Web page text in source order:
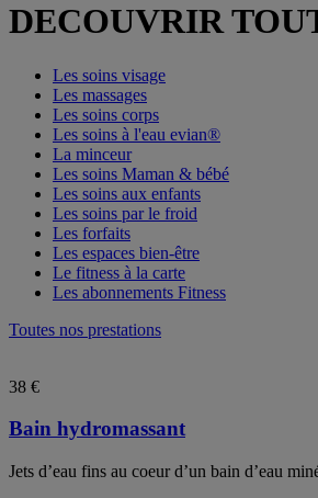
DECOUVRIR
Les soins visage
Les massages
Les soins corps
Les soins à l'eau evian®
La minceur
Les soins Maman & bébé
Les soins aux enfants
Les soins par le froid
Les forfaits
Les espaces bien-être
Le fitness à la carte
Les abonnements Fitness
Toutes nos prestations
38 €
Bain hydromassant
Jets d’eau fins au coeur d’un bain d’eau